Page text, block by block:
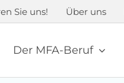
Sie uns! Über uns
Der MFA-Beruf